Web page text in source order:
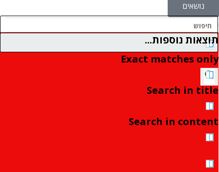
נושאים
תוצאות נוספות...
Exact matches only
Search in title
Search in content